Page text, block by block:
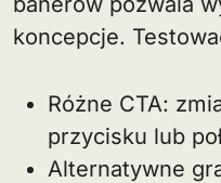
koncepcje.
Różne CTA:
przycisku lub
Alternatywne